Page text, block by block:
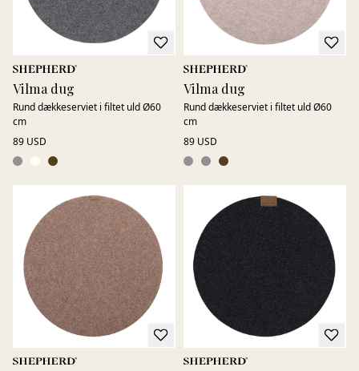
Vilma dug
Rund dækkeserviet i filtet uld Ø60
cm
89 USD
Vilma dug
Rund dækkeserviet i filtet uld Ø60
cm
89 USD